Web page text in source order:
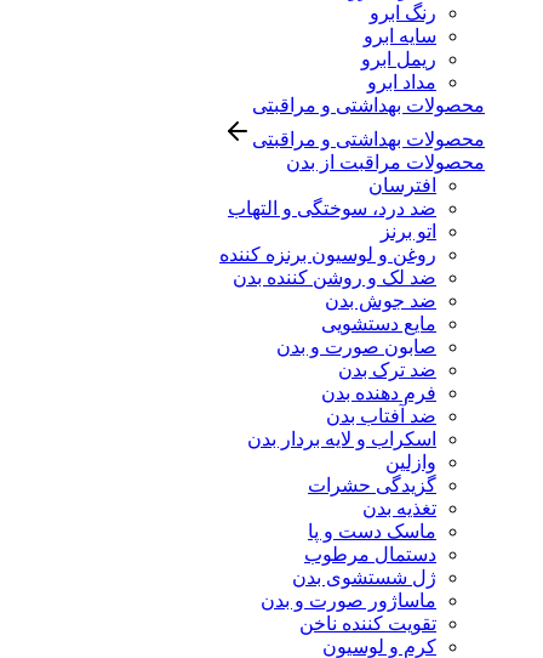
رنگ ابرو
سایه ابرو
ریمل ابرو
مداد ابرو
محصولات بهداشتی و مراقبتی
محصولات بهداشتی و مراقبتی
محصولات مراقبت از بدن
افترسان
ضد درد، سوختگی و التهاب
اتو برنز
روغن و لوسیون برنزه کننده
ضد لک و روشن کننده بدن
ضد جوش بدن
مایع دستشویی
صابون صورت و بدن
ضد ترک بدن
فرم دهنده بدن
ضد آفتاب بدن
اسکراب و لایه بردار بدن
وازلین
گزیدگی حشرات
تغذیه بدن
ماسک دست و پا
دستمال مرطوب
ژل شستشوی بدن
ماساژور صورت و بدن
تقویت کننده ناخن
کرم و لوسیون